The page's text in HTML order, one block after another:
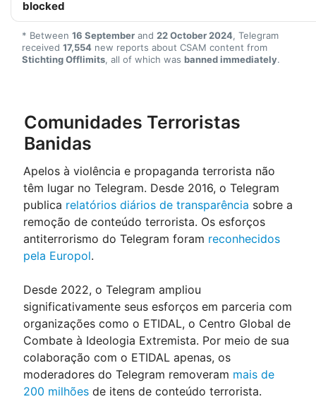
blocked
* Between 16 September and 22 October 2024, Telegram
received 17,554 new reports about CSAM content from
Stichting Offlimits, all of which was banned immediately.
Comunidades Terroristas
Banidas
Apelos à violência e propaganda terrorista não
têm lugar no Telegram. Desde 2016, o Telegram
publica relatórios diários de transparência sobre a
remoção de conteúdo terrorista. Os esforços
antiterrorismo do Telegram foram reconhecidos
pela Europol.
Desde 2022, o Telegram ampliou
significativamente seus esforços em parceria com
organizações como o ETIDAL, o Centro Global de
Combate à Ideologia Extremista. Por meio de sua
colaboração com o ETIDAL apenas, os
moderadores do Telegram removeram mais de
200 milhões de itens de conteúdo terrorista.